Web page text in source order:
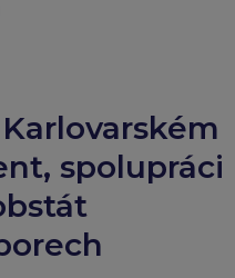
spolupráci